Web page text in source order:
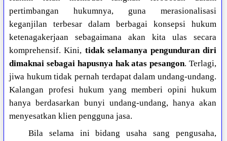
pertimbangan hukumnya, guna merasionalisasi
keganjilan terbesar dalam berbagai konsepsi hukum
ketenagakerjaan sebagaimana akan kita ulas secara
komprehensif. Kini, tidak selamanya pengunduran diri
dimaknai sebagai hapusnya hak atas pesangon. Terlagi,
jiwa hukum tidak pernah terdapat dalam undang-undang.
Kalangan profesi hukum yang memberi opini hukum
hanya berdasarkan bunyi undang-undang, hanya akan
menyesatkan klien pengguna jasa.
Bila selama ini bidang usaha sang pengusaha,